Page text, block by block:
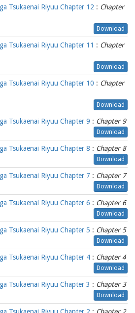
Tsukaenai Riyuu Chapter 12 : Chapter
Download
Tsukaenai Riyuu Chapter 11 : Chapter
Download
Tsukaenai Riyuu Chapter 10 : Chapter
Download
Tsukaenai Riyuu Chapter 9 : Chapter 9
Download
Tsukaenai Riyuu Chapter 8 : Chapter 8
Download
Tsukaenai Riyuu Chapter 7 : Chapter 7
Download
Tsukaenai Riyuu Chapter 6 : Chapter 6
Download
Tsukaenai Riyuu Chapter 5 : Chapter 5
Download
Tsukaenai Riyuu Chapter 4 : Chapter 4
Download
Tsukaenai Riyuu Chapter 3 : Chapter 3
Download